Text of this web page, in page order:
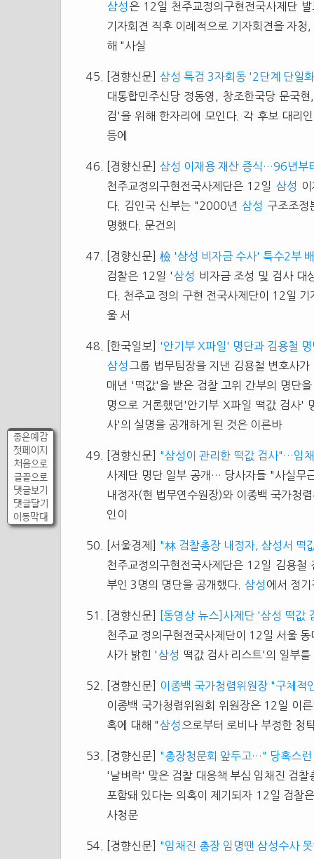
좋은예감
첫페이지
처음으로
글끝으로
댓글보기
댓글달기
이동막대
삼성 은 12일 천주교정의구현전국사제단
기자회견 직후 이례적으로 기자회견을 자
해 "사실
[경향신문] 삼성 특검 3자회동 '2단계 단일
대통합민주신당 정동영, 창조한국당 문국
검'을 위해 한자리에 모인다. 각 후보 대리
등에
[경향신문] 삼성 이재용 재산 증식…96년부
천주교정의구현전국사제단은 12일 삼성
다. 김인국 신부는 "2000년 삼성 구조조정
명했다. 문건의
[경향신문] 檢 '삼성 비자금 수사' 특수2부
검찰은 12일 '삼성
비자금 조성 및 검사 대
다. 천주교 정의 구현 전국사제단이 12일
울 서
[한국일보]
'안기부 X파일' 명단과 김용철 명
삼성 그룹 법무팀장을 지낸 김용철 변호사
매년 '떡값'을 받은 검찰 고위 간부의 명단
명으로 거론했던'안기부 X파일 떡값 검사'
사'의 실명을 공개하게 된 것은 이른바
[경향신문]
"삼성이 관리한 떡값 검사"…임채
사제단 명단 일부 공개… 당사자들 "사실무
내정자(현 법무연수원장)와 이종백 국가청
인이
[서울경제]
"林 검찰총장 내정자, 삼성서 떡
천주교정의구현전국사제단은 12일 김용철
부인 3명의 명단을 공개했다. 삼성 에서 정
[경향신문]
[동영상 뉴스]사제단 '삼성 떡값
천주교 정의구현전국사제단이 12일 서울
사가 밝힌 '삼성 떡값 검사 리스트'의 일부를
[경향신문]
이종백 국가청렴위원장 "구체
이종백 국가청렴위원회 위원장은 12일 이
혹에 대해 "삼성 으로부터 로비나 부정한 청
[경향신문]
"총장청문회 앞두고…" 당혹스
'날벼락' 맞은 검찰 대응책 부심 임채진 검
포함돼 있다는 의혹이 제기되자 12일 검찰
사청문
[경향신문]
"임채진 총장 임명땐 삼성수사